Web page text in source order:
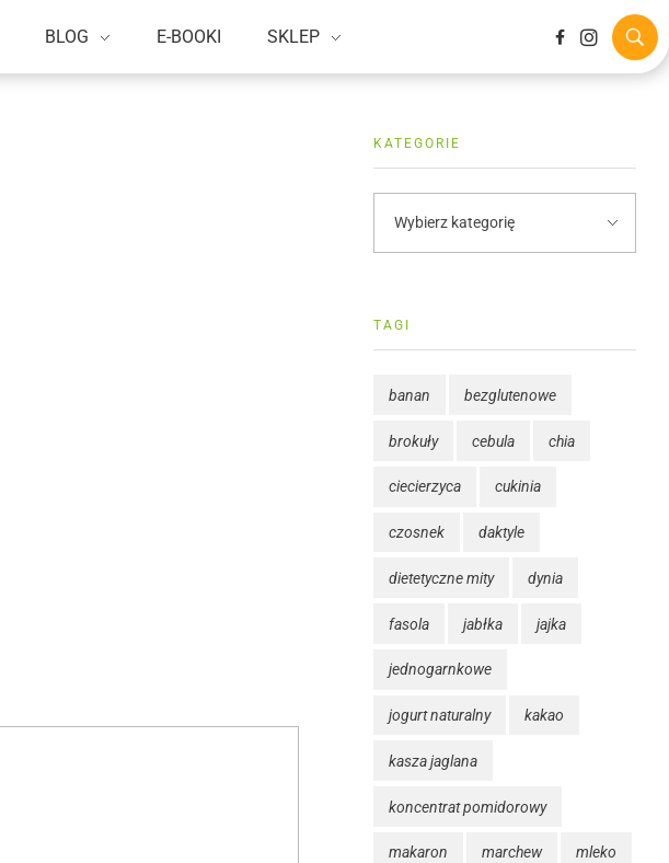
BLOG E-BOOKI SKLEP
KATEGORIE
TAGI
banan bezglutenowe
brokuły cebula chia
ciecierzyca cukinia
czosnek daktyle
dietetyczne mity dynia
fasola jabłka jajka
jednogarnkowe
jogurt naturalny kakao
kasza jaglana
koncentrat pomidorowy
makaron marchew mleko